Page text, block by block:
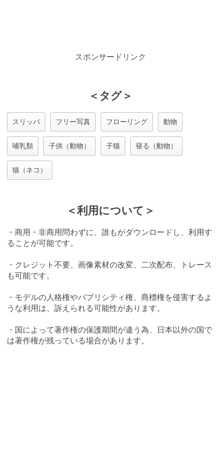
スポンサードリンク
＜タグ＞
スリッパ フリー写真 フローリング 動物
哺乳類 子供（動物） 子猫 寝る（動物）
猫（ネコ）
＜利用について＞
・商用・非商用問わずに、誰もがダウンロードし、利用す
ることが可能です。
・クレジット不要、画像素材の改変、二次配布、トレース
も可能です。
・モデルの人格権やパブリシティ権、商標権を侵害するよ
うな利用は、訴えられる可能性があります。
・国によって著作権の保護期間が違う為、日本以外の国で
は著作権が残っている場合があります。